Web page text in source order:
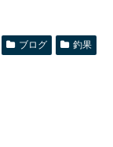
ブログ 釣果